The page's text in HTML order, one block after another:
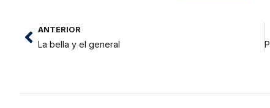
ANTERIOR
La bella y el general